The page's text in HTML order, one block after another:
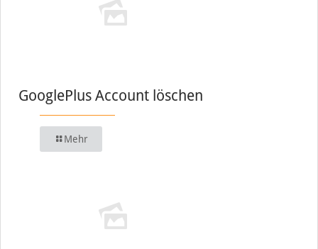
GooglePlus Account löschen
Mehr